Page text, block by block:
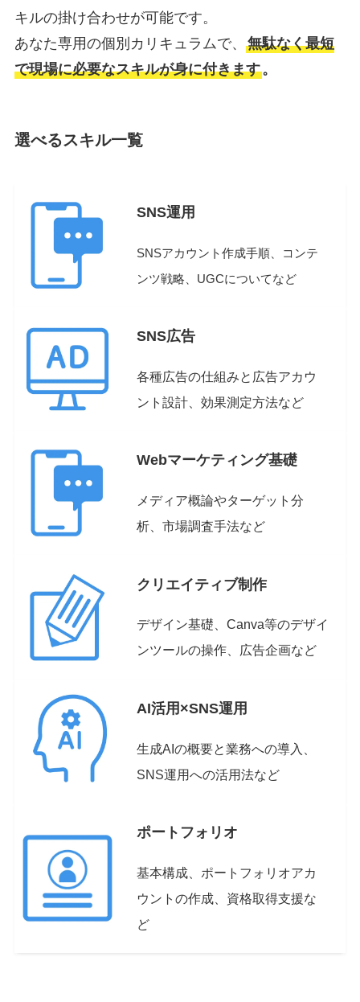
キルの掛け合わせが可能です。
あなた専用の個別カリキュラムで、 無駄なく最短
で現場に必要なスキルが身に付きます。
選べるスキル一覧
SNS運用
SNSアカウント作成手順、コンテ
ンツ戦略、UGCについてなど
SNS広告
各種広告の仕組みと広告アカウ
ント設計、効果測定方法など
Webマーケティング基礎
メディア概論やターゲット分
析、市場調査手法など
クリエイティブ制作
デザイン基礎、 Canva等のデザイ
ンツールの操作、広告企画など
AI活用×SNS運用
生成AIの概要と業務への導入、
SNS運用への活用法など
ポートフォリオ
基本構成、ポートフォリオアカ
ウントの作成、資格取得支援な
ど